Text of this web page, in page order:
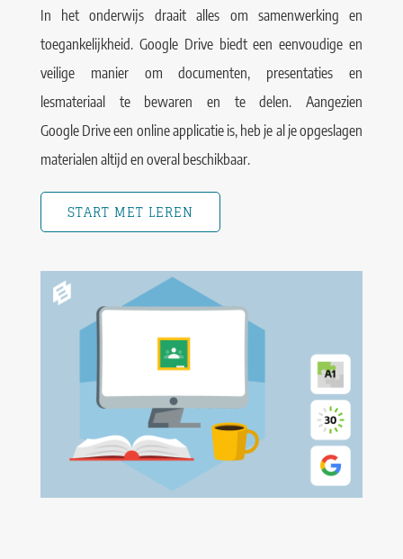
In het onderwijs draait alles om samenwerking en
toegankelijkheid. Google Drive biedt een eenvoudige en
veilige manier om documenten, presentaties en
lesmateriaal te bewaren en te delen. Aangezien
Google Drive een online applicatie is, heb je al je opgeslagen
materialen altijd en overal beschikbaar.
START MET LEREN